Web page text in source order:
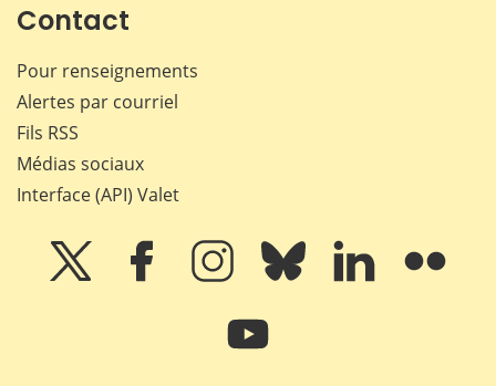
Contact
Pour renseignements
Alertes par courriel
Fils RSS
Médias sociaux
Interface (API) Valet